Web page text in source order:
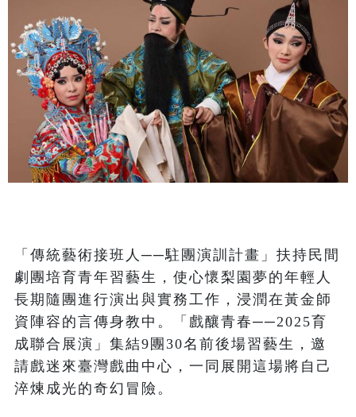
「傳統藝術接班人──駐團演訓計畫」扶持民間
劇團培育青年習藝生，使心懷梨園夢的年輕人
長期隨團進行演出與實務工作，浸潤在黃金師
資陣容的言傳身教中。「戲釀青春──2025育
成聯合展演」集結9團30名前後場習藝生，邀
請戲迷來臺灣戲曲中心，一同展開這場將自己
淬煉成光的奇幻冒險。